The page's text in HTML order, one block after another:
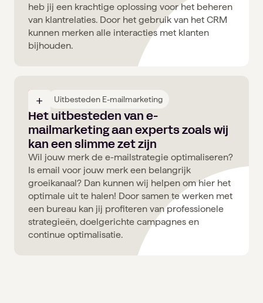
heb jij een krachtige oplossing voor het beheren
van klantrelaties. Door het gebruik van het CRM
kunnen merken alle interacties met klanten
bijhouden.
06 Uitbesteden E-mailmarketing
Het uitbesteden van e-
mailmarketing aan experts zoals wij
kan een slimme zet zijn
Wil jouw merk de e-mailstrategie optimaliseren?
Is email voor jouw merk een belangrijk
groeikanaal? Dan kunnen wij helpen om hier het
optimale uit te halen! Door samen te werken met
een bureau kan jij profiteren van professionele
strategieën, doelgerichte campagnes en
continue optimalisatie.